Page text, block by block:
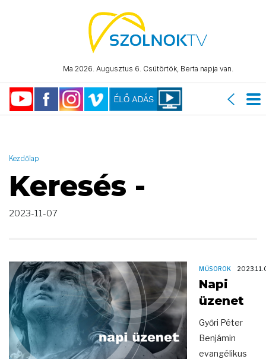
Ma 2026. Augusztus 6. Csütörtök, Berta napja van.
"2023-11-07 23:59:59" )
Kezdőlap
Keresés -
2023-11-07
MŰSOROK
Napi
üzenet
Győri Péter
Benjámin
evangélikus